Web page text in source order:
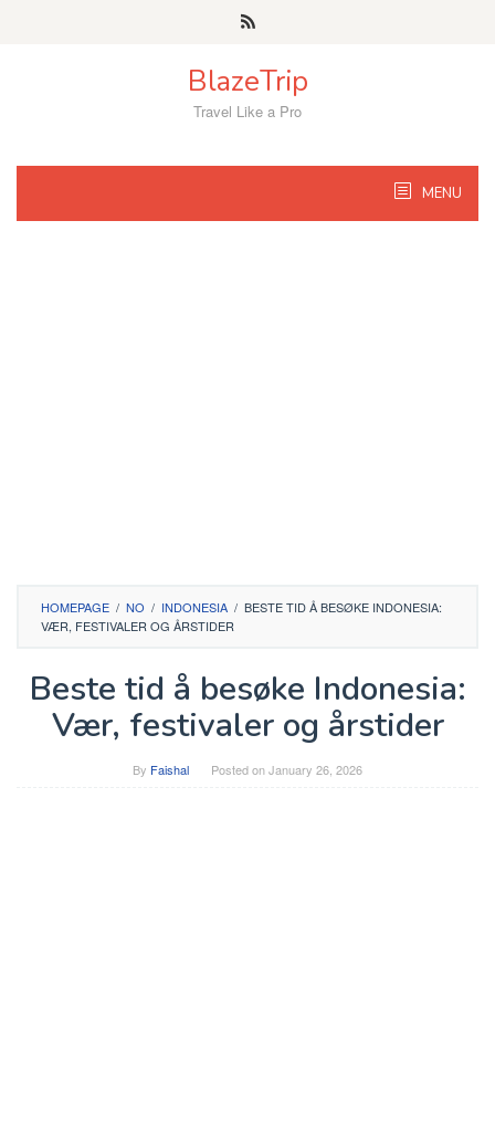
BlazeTrip
Travel Like a Pro
MENU
HOMEPAGE / NO / INDONESIA / BESTE TID Å BESØKE INDONESIA:
VÆR, FESTIVALER OG ÅRSTIDER
Beste tid å besøke Indonesia:
Vær, festivaler og årstider
By Faishal Posted onJanuary 26, 2026